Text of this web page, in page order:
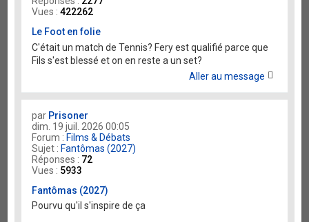
Vues :422262
Le Foot en folie
C'était un match de Tennis? Fery est qualifié parce que
Fils s'est blessé et on en reste a un set?
Aller au message
par Prisoner
dim. 19 juil. 2026 00:05
Forum : Films & Débats
Sujet : Fantômas (2027)
Réponses : 72
Vues : 5933
Fantômas (2027)
Pourvu qu'il s'inspire de ça